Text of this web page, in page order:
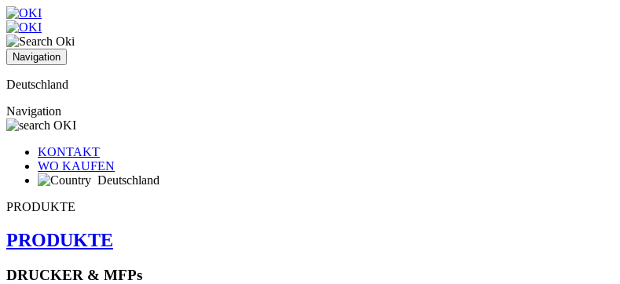
Navigation
Deutschland
Navigation
KONTAKT
WO KAUFEN
Deutschland
PRODUKTE
PRODUKTE
DRUCKER & MFPs